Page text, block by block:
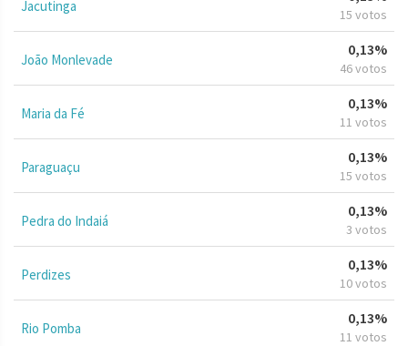
Jacutinga 15 votos
João Monlevade
0,13%
46 votos
Maria da Fé
0,13%
11 votos
Paraguaçu
0,13%
15 votos
Pedra do Indaiá
0,13%
3 votos
Perdizes
0,13%
10 votos
Rio Pomba
0,13%
11 votos